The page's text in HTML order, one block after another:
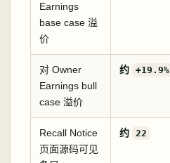
Earnings
base case 溢
价
对 Owner
Earnings bull
case 溢价
约 +19.9%
Recall Notice
页面源码可见
约 22